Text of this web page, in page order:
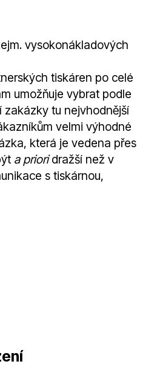
vysokonákladových
tiskáren po celé
umožňuje vybrat podle
zakázky tu nejvhodnější
velmi výhodné
která je vedena přes
a prioridražší než v
s tiskárnou,